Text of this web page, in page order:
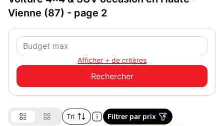
Vienne (87) - page 2
Afficher + de critères
Tri Filtrer par prix